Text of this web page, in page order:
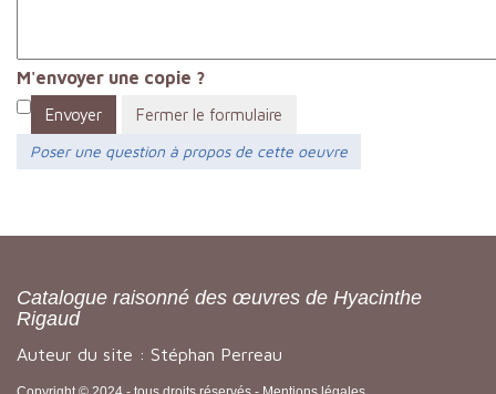
M'envoyer une copie ?
Envoyer
Fermer le formulaire
Poser une question à propos de cette oeuvre
Catalogue raisonné des œuvres de Hyacinthe
Rigaud
Auteur du site : Stéphan Perreau